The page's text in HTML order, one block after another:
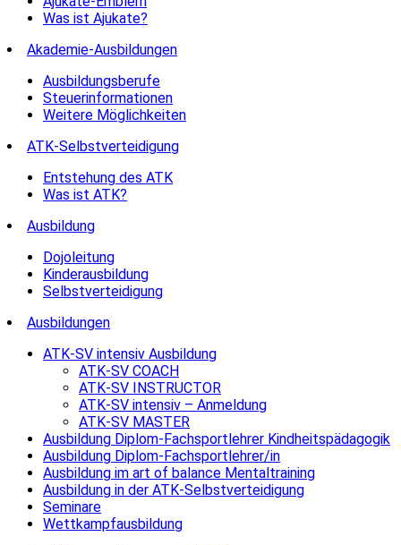
Was ist Ajukate?
Akademie-Ausbildungen
Ausbildungsberufe
Steuerinformationen
Weitere Möglichkeiten
ATK-Selbstverteidigung
Entstehung des ATK
Was ist ATK?
Ausbildung
Dojoleitung
Kinderausbildung
Selbstverteidigung
Ausbildungen
ATK-SV intensiv Ausbildung
ATK-SV COACH
ATK-SV INSTRUCTOR
ATK-SV intensiv – Anmeldung
ATK-SV MASTER
Ausbildung Diplom-Fachsportlehrer Kindheitspädagogik
Ausbildung Diplom-Fachsportlehrer/in
Ausbildung im art of balance Mentaltraining
Ausbildung in der ATK-Selbstverteidigung
Seminare
Wettkampfausbildung